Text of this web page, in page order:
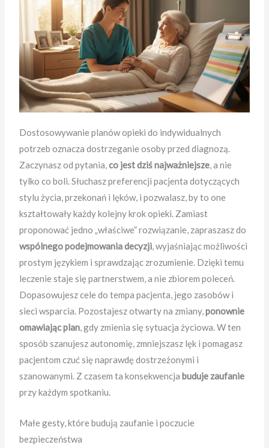
Dostosowywanie planów opieki do indywidualnych
potrzeb oznacza dostrzeganie osoby przed diagnozą.
Zaczynasz od pytania,co jest dziś najważniejsze, a nie
tylko co boli. Słuchasz preferencji pacjenta dotyczących
stylu życia, przekonań i lęków, i pozwalasz, by to one
kształtowały każdy kolejny krok opieki. Zamiast
proponować jedno „właściwe” rozwiązanie, zapraszasz do
wspólnego podejmowania decyzji, wyjaśniając możliwości
prostym językiem i sprawdzając zrozumienie. Dzięki temu
leczenie staje się partnerstwem, a nie zbiorem poleceń.
Dopasowujesz cele do tempa pacjenta, jego zasobów i
sieci wsparcia. Pozostajesz otwarty na zmiany,ponownie
omawiając plan, gdy zmienia się sytuacja życiowa. W ten
sposób szanujesz autonomię, zmniejszasz lęk i pomagasz
pacjentom czuć się naprawdę dostrzeżonymi i
szanowanymi. Z czasem ta konsekwencjabuduje zaufanie
przy każdym spotkaniu.
Małe gesty, które budują zaufanie i poczucie
bezpieczeństwa